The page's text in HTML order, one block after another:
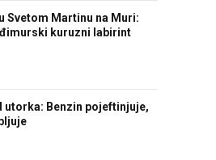
Svetom Martinu na Muri:
kuruzni labirint
utorka: Benzin pojeftinjuje,